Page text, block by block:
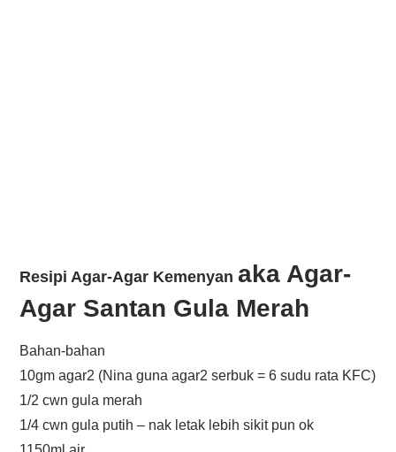
Resipi Agar-Agar Kemenyanaka Agar-
Agar Santan Gula Merah
Bahan-bahan
10gm agar2 (Nina guna agar2 serbuk = 6 sudu rata KFC)
1/2 cwn gula merah
1/4 cwn gula putih – nak letak lebih sikit pun ok